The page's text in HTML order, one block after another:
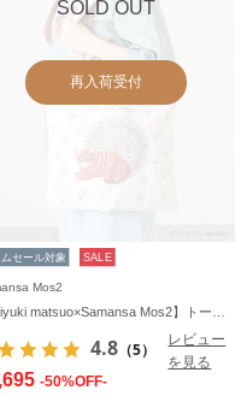
SOLD OUT
再入荷受付
ムセール対象 SALE
Mos2
4.8 （5）
レビュー
を見る
-50%OFF-